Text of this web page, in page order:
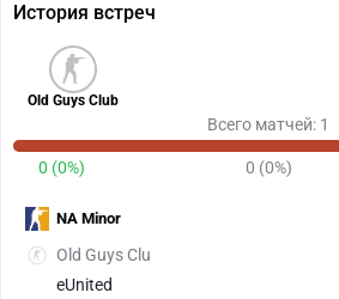
История встреч
Old Guys Club
Всего матчей: 1
0 (0%) 0 (0%)
Old Guys Clu
eUnited
NA Minor